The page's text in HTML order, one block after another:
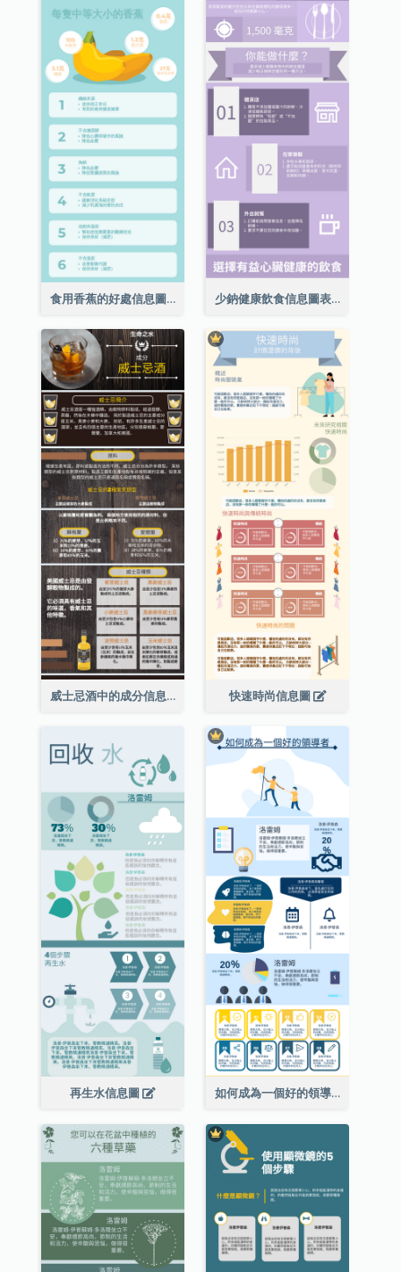
食用香蕉的好處信息圖表 少鈉健康飲食信息圖表
威士忌酒中的成分信息圖表 快速時尚信息圖
再生水信息圖 如何成為一個好的領導者信息圖